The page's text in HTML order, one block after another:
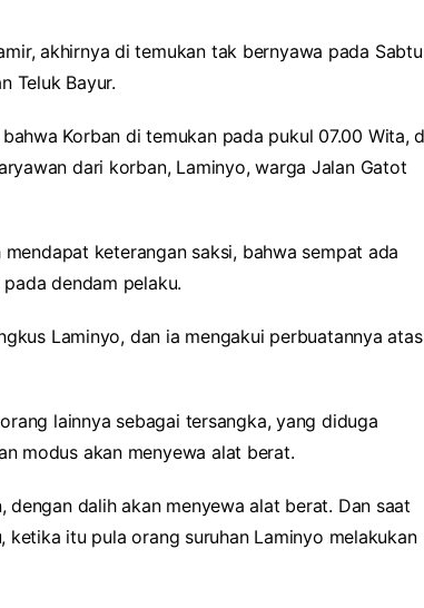
akhirnya di temukan tak bernyawa pada Sabtu
Teluk Bayur.
Korban di temukan pada pukul 07.00 Wita,
dari korban, Laminyo, warga Jalan Gatot
keterangan saksi, bahwa sempat ada
dendam pelaku.
Laminyo, dan ia mengakui perbuatannya atas
lainnya sebagai tersangka, yang diduga
modus akan menyewa alat berat.
dalih akan menyewa alat berat. Dan saat
itu pula orang suruhan Laminyo melakukan